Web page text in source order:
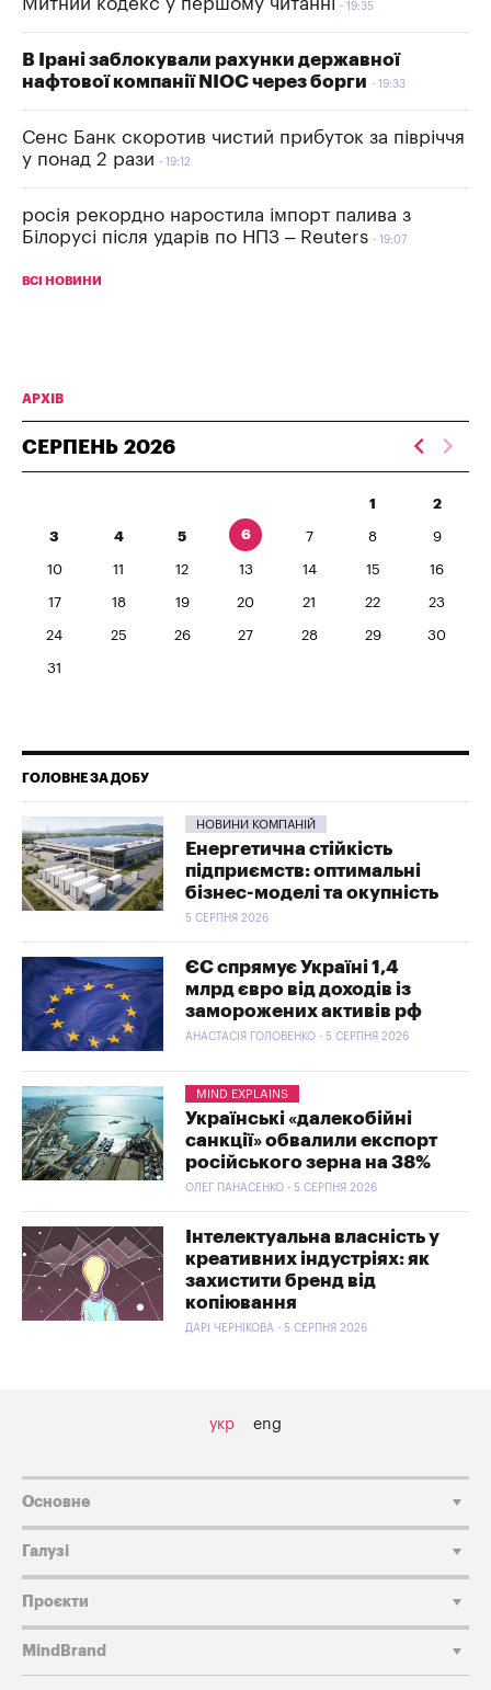
Митний кодекс у першому читанні 19:35
В Ірані заблокували рахунки державної
нафтової компанії NIOC через борги
19:33
Сенс Банк скоротив чистий прибуток за півріччя
у понад 2 рази
19:12
росія рекордно наростила імпорт палива з
Білорусі після ударів по НПЗ – Reuters
19:07
ВСІ НОВИНИ
АРХІВ
СЕРПЕНЬ 2026
1 2
3 4 5 6 7 8 9
10 11 12 13 14 15 16
17 18 19 20 21 22 23
24 25 26 27 28 29 30
31
ГОЛОВНЕ ЗА ДОБУ
НОВИНИ КОМПАНІЙ
Енергетична стійкість
підприємств: оптимальні
бізнес-моделі та окупність
5 СЕРПНЯ 2026
ЄС спрямує Україні 1,4
млрд євро від доходів із
заморожених активів рф
АНАСТАСІЯ ГОЛОВЕНКО - 5 СЕРПНЯ 2026
MIND EXPLAINS
Українські «далекобійні
санкції» обвалили експорт
російського зерна на 38%
ОЛЕГ ПАНАСЕНКО - 5 СЕРПНЯ 2026
Інтелектуальна власність у
креативних індустріях: як
захистити бренд від
копіювання
ДАРІ ЧЕРНІКОВА - 5 СЕРПНЯ 2026
укр eng
Основне
Галузі
Проєкти
MindBrand